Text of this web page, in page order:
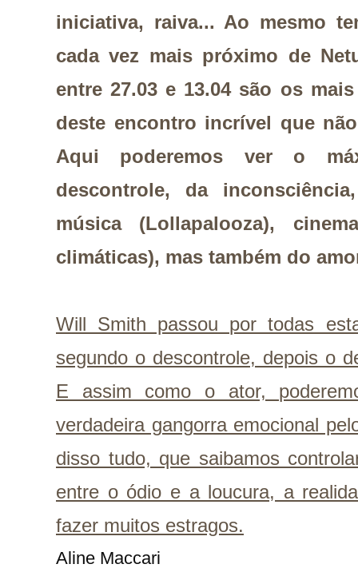
iniciativa, raiva... Ao mesmo
cada vez mais próximo de
entre 27.03 e 13.04 são os
deste encontro incrível que
Aqui poderemos ver o
descontrole, da
música (Lollapalooza),
climáticas), mas também do
Will Smith passou por todas
segundo o descontrole, depois o
E assim como o ator,
verdadeira gangorra emocional
disso tudo, que saibamos
entre o ódio e a loucura, a
fazer muitos estragos.
Aline Maccari